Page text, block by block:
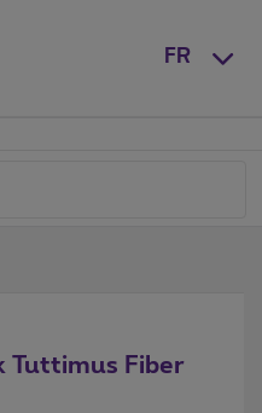
FR
Tuttimus Fiber